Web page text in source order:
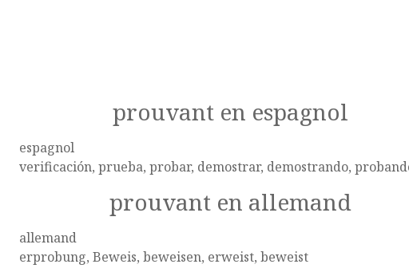
prouvant en espagnol
espagnol
verificación, prueba, probar, demostrar, demostrando,
prouvant en allemand
allemand
erprobung, Beweis, beweisen, erweist, beweist